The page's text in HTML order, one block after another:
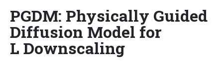
PGDM: Physically Guided
Diffusion Model for
L Downscaling